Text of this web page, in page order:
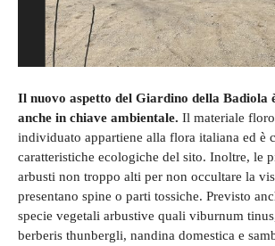
Il nuovo aspetto del Giardino della Badiola
anche in chiave ambientale. Il materiale
individuato appartiene alla flora italiana ed è
caratteristiche ecologiche del sito. Inoltre, le
arbusti non troppo alti per non occultare la
presentano spine o parti tossiche. Previsto
specie vegetali arbustive quali viburnum
berberis thunbergli, nandina domestica e